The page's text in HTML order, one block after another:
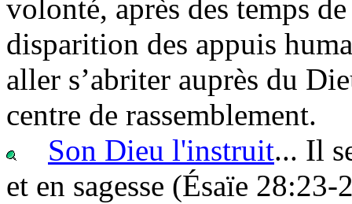
volonté, après des temps
disparition des appuis
aller s’abriter auprès du
centre de rassemblement.
Son Dieu l'instruit... Il
et en sagesse (Ésaïe